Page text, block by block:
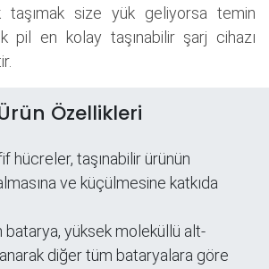
taşımak size yük geliyorsa temin
pil en kolay taşınabilir şarj cihazı
Özellikleri
hücreler, taşınabilir ürünün
ve küçülmesine katkıda
batarya, yüksek moleküllü alt-
diğer tüm bataryalara göre